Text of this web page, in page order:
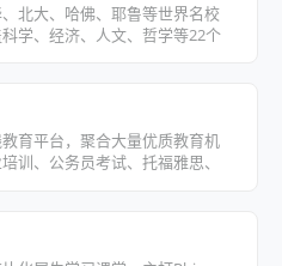
北大、哈佛、耶鲁等世界名校
学、经济、人文、哲学等22个
育平台，聚合大量优质教育机
训、公务员考试、托福雅思、